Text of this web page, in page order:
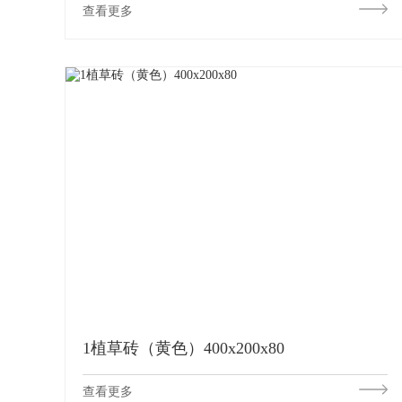
查看更多
1植草砖（黄色）400x200x80
查看更多